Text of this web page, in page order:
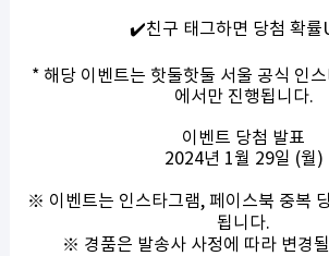
✔️친구 태그하면 당첨 확률
* 해당 이벤트는 핫둘핫둘 서울 공식 인
에서만 진행됩니다.
이벤트 당첨 발표
2024년 1월 29일 (월)
※ 이벤트는 인스타그램, 페이스북 중복
됩니다.
※ 경품은 발송사 사정에 따라 변경